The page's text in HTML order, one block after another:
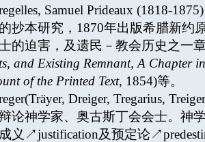
Samuel Prideaux (1818-
抄本研究，1870年出版希腊新约
的迫害，及遗民－教会历史之一
and Existing Remnant, A Chapter
of the Printed Text, 1854)等。
Dreiger, Tregarius,
论神学家、奥古斯丁会会士。神
义↗justification及预定论